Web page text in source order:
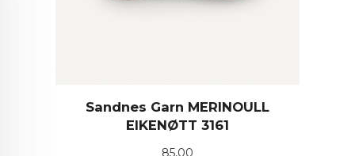
Sandnes Garn MERINOULL
EIKENØTT 3161
Pris
85,00